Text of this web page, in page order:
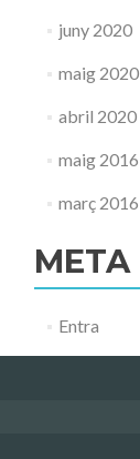
juny 2020
maig 2020
abril 2020
maig 2016
març 2016
META
Entra